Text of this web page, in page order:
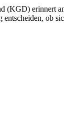
erinnert
ob